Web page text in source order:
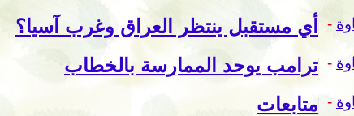
أي مستقبل ينتظر العراق وغرب آسيا؟ -
ترامب يوحد الممارسة بالخطاب -
متابعات -